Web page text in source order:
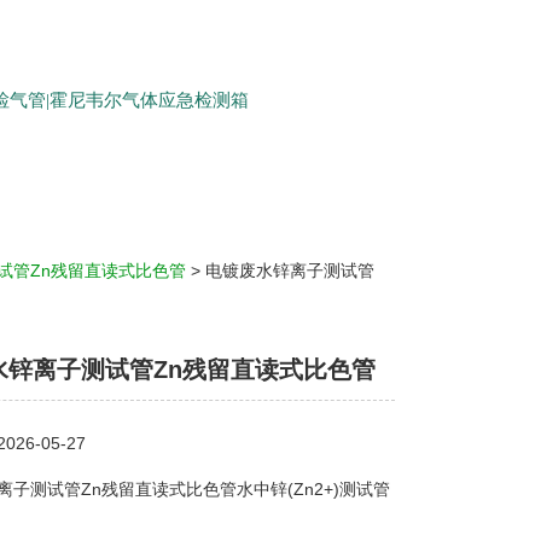
气管|霍尼韦尔气体应急检测箱
管Zn残留直读式比色管 > 电镀废水锌离子测试管
锌离子测试管Zn残留直读式比色管
05-27
子测试管Zn残留直读式比色管水中锌(Zn2+)测试管